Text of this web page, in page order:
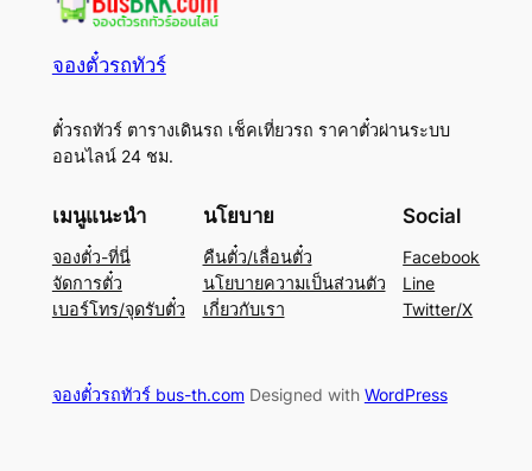
จองตั๋วรถทัวร์
ตั๋วรถทัวร์ ตารางเดินรถ เช็คเที่ยวรถ ราคาตั๋วผ่านระบบ
ออนไลน์ 24 ชม.
เมนูแนะนำ
จองตั๋ว-ที่นี่
จัดการตั๋ว
เบอร์โทร/จุดรับตั๋ว
นโยบาย
คืนตั๋ว/เลื่อนตั๋ว
นโยบายความเป็นส่วนตัว
เกี่ยวกับเรา
Social
Facebook
Line
Twitter/X
จองตั๋วรถทัวร์ bus-th.comDesigned with WordPress